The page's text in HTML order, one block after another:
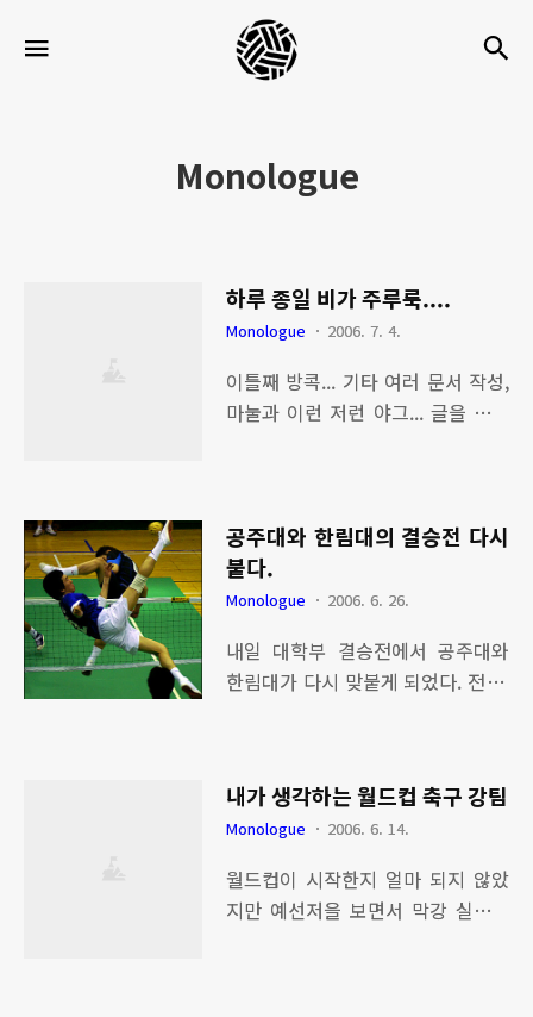
세
팍
크
로
프
Monologue
하루 종일 비가 주루룩....
Monologue 2006. 7. 4.
이틀째 방콕... 기타 여러 문서 작성,
마눌과 이런 저런 야그... 글을 쓰는
데... 등산하고 싶어 몸이 근질 근질
하다. 그러나 아직도 구름은 잔득...
윽... 벌써 저녁 식사 시간이네.... 전
콕에서 꿀같은 휴가를 즐기고 있는
것 같다.
공주대와 한림대의 결승전 다시
붙다.
Monologue 2006. 6. 26.
내일 대학부 결승전에서 공주대와
한림대가 다시 맞붙게 되었다. 전 대
지키는 것인가? 아니면 복수의 혈전
의 되는 것인가? 결승전은 11시에
시작 된다. 두두둥...
내가 생각하는 월드컵 축구 강팀
Monologue 2006. 6. 14.
월드컵이 시작한지 얼마 되지 않았
지만 예선저을 보면서 막강 실력을